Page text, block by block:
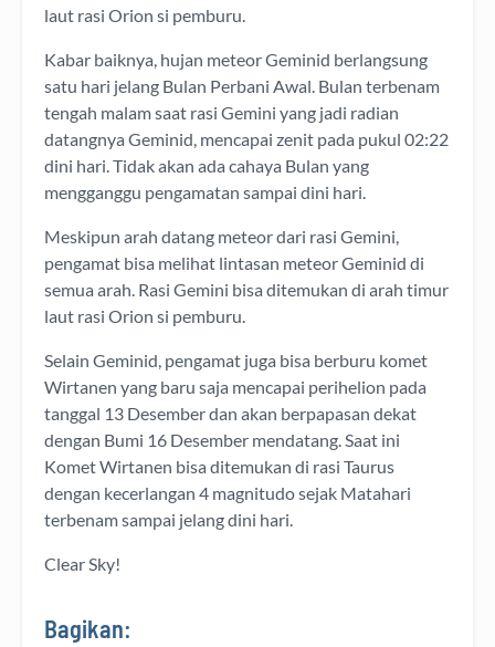
laut rasi Orion si pemburu.
Kabar baiknya, hujan meteor Geminid berlangsung
satu hari jelang Bulan Perbani Awal. Bulan terbenam
tengah malam saat rasi Gemini yang jadi radian
datangnya Geminid, mencapai zenit pada pukul 02:22
dini hari. Tidak akan ada cahaya Bulan yang
mengganggu pengamatan sampai dini hari.
Meskipun arah datang meteor dari rasi Gemini,
pengamat bisa melihat lintasan meteor Geminid di
semua arah. Rasi Gemini bisa ditemukan di arah timur
laut rasi Orion si pemburu.
Selain Geminid, pengamat juga bisa berburu komet
Wirtanen yang baru saja mencapai perihelion pada
tanggal 13 Desember dan akan berpapasan dekat
dengan Bumi 16 Desember mendatang. Saat ini
Komet Wirtanen bisa ditemukan di rasi Taurus
dengan kecerlangan 4 magnitudo sejak Matahari
terbenam sampai jelang dini hari.
Clear Sky!
Bagikan: